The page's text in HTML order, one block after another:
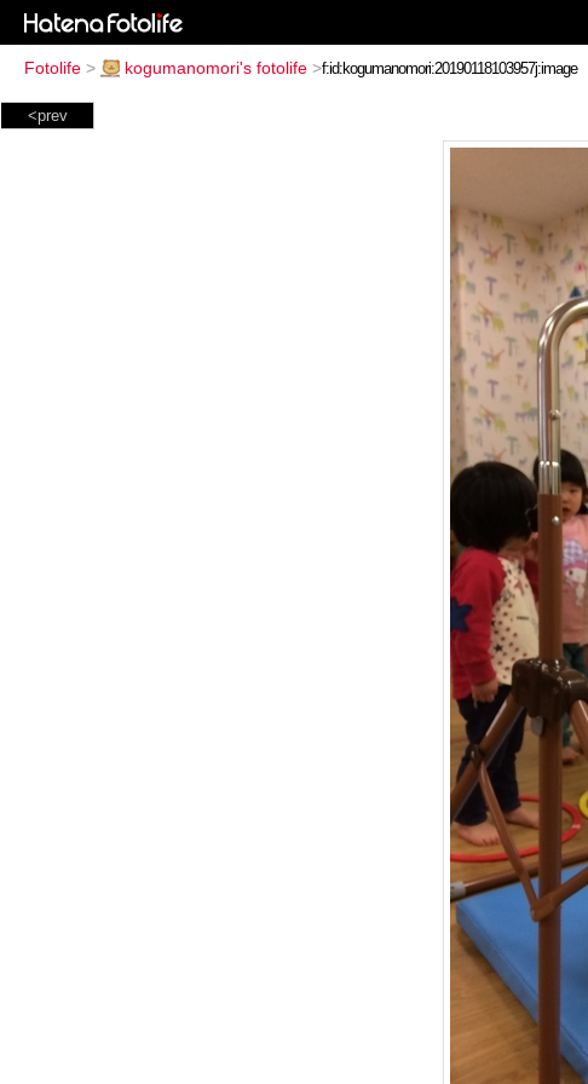
Fotolife > kogumanomori's fotolife >
<prev